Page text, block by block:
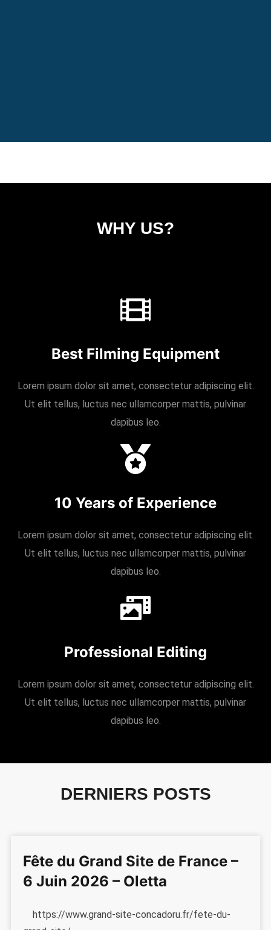
WHY US?
Best Filming Equipment
Lorem ipsum dolor sit amet, consectetur adipiscing elit.
Ut elit tellus, luctus nec ullamcorper mattis, pulvinar
dapibus leo.
10 Years of Experience
Lorem ipsum dolor sit amet, consectetur adipiscing elit.
Ut elit tellus, luctus nec ullamcorper mattis, pulvinar
dapibus leo.
Professional Editing
Lorem ipsum dolor sit amet, consectetur adipiscing elit.
Ut elit tellus, luctus nec ullamcorper mattis, pulvinar
dapibus leo.
DERNIERS POSTS
Fête du Grand Site de France –
6 Juin 2026 – Oletta
https://www.grand-site-concadoru.fr/fete-du-